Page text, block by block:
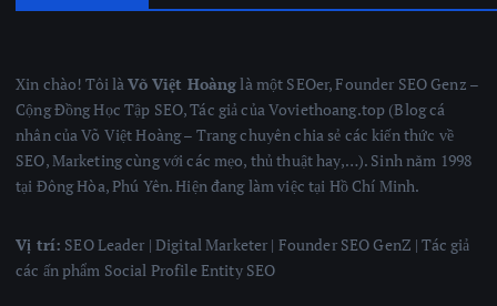
Xin chào! Tôi làVõ Việt Hoànglà một SEOer, Founder SEO Genz –
Cộng Đồng Học Tập SEO, Tác giả của Voviethoang.top (Blog cá
nhân của Võ Việt Hoàng – Trang chuyên chia sẻ các kiến thức về
SEO, Marketing cùng với các mẹo, thủ thuật hay,…). Sinh năm 1998
tại Đông Hòa, Phú Yên. Hiện đang làm việc tại Hồ Chí Minh.
Vị trí: SEO Leader | Digital Marketer | Founder SEO GenZ | Tác giả
các ấn phẩm Social Profile Entity SEO